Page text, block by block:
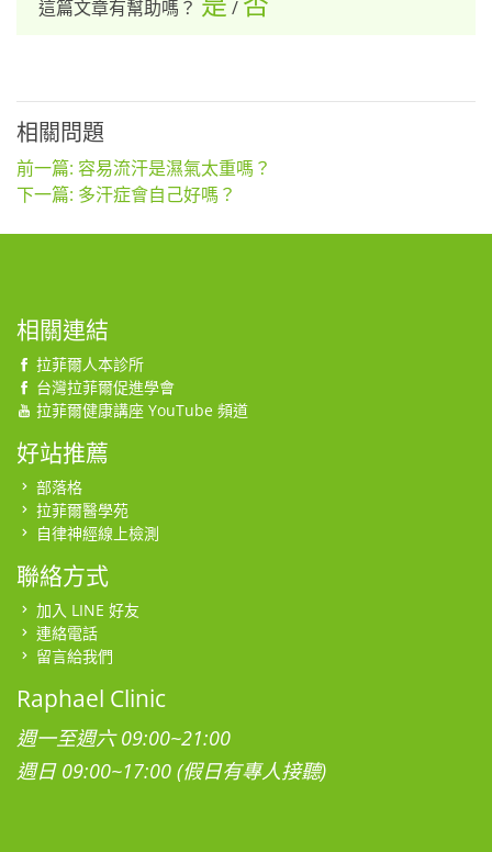
這篇文章有幫助嗎？ /
相關問題
前一篇: 容易流汗是濕氣太重嗎？
下一篇: 多汗症會自己好嗎？
相關連結
拉菲爾人本診所
台灣拉菲爾促進學會
拉菲爾健康講座 YouTube 頻道
好站推薦
部落格
拉菲爾醫學苑
自律神經線上檢測
聯絡方式
加入 LINE 好友
連絡電話
留言給我們
Raphael Clinic
週一至週六 09:00~21:00
週日 09:00~17:00 (假日有專人接聽)